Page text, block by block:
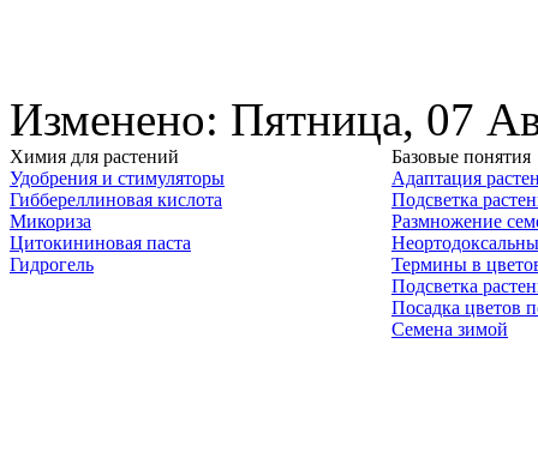
Изменено: Пятница, 07
Химия для растений
Удобрения и стимуляторы
Гиббереллиновая кислота
Микориза
Цитокининовая паста
Гидрогель
Базовые понятия
Адаптация
Подсветка
Размножение
Термины в
Подсветка
Посадка цветов
Семена зимой